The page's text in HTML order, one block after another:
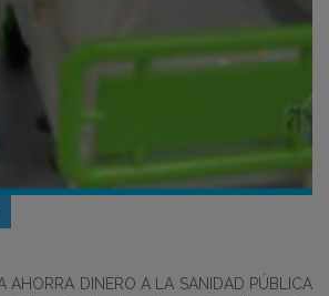
AHORRA DINERO A LA SANIDAD PÚBLICA